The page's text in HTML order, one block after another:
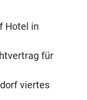
Hotel in
für
viertes